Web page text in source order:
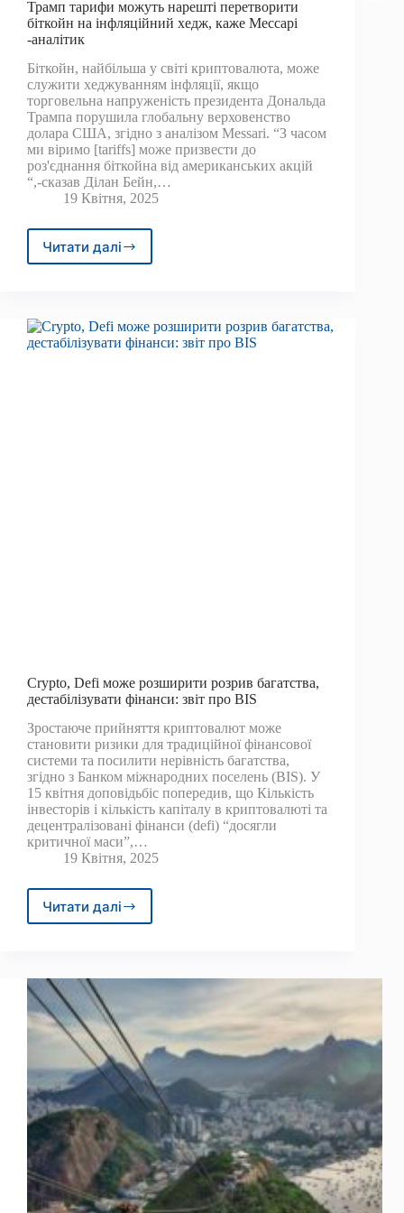
Трамп тарифи можуть нарешті перетворити
біткойн на інфляційний хедж, каже Мессарі
-аналітик
Біткойн, найбільша у світі криптовалюта, може
служити хеджуванням інфляції, якщо
торговельна напруженість президента Дональда
Трампа порушила глобальну верховенство
долара США, згідно з аналізом Messari. “З часом
ми віримо [tariffs] може призвести до
роз'єднання біткойна від американських акцій
“,-сказав Ділан Бейн,…
19 Квітня, 2025
Читати далі
Трамп
перетворити
біткойн
Crypto, Defi може розширити розрив багатства,
дестабілізувати фінанси: звіт про BIS
Зростаюче прийняття криптовалют може
становити ризики для традиційної фінансової
системи та посилити нерівність багатства,
згідно з Банком міжнародних поселень (BIS). У
15 квітня доповідьбіс попередив, що Кількість
інвесторів і кількість капіталу в криптовалюті та
децентралізовані фінанси (defi) “досягли
критичної маси”,…
19 Квітня, 2025
Читати далі
Crypto,
розрив
багатства,
дестабілізувати
фінанси:
звіт
про
BIS